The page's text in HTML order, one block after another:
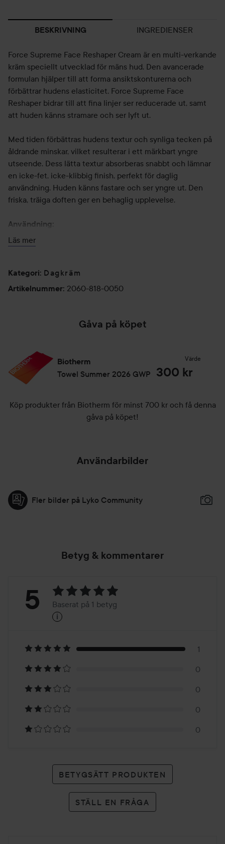
BESKRIVNING INGREDIENSER
Force Supreme Face Reshaper Cream är en multi-verkande
kräm speciellt utvecklad för mäns hud. Den avancerade
formulan hjälper till att forma ansiktskonturerna och
förbättrar hudens elasticitet. Force Supreme Face
Reshaper bidrar till att fina linjer ser reducerade ut, samt
att huden känns stramare och ser lyft ut.
Med tiden förbättras hudens textur och synliga tecken på
åldrande minskar, vilket resulterar i ett märkbart yngre
utseende. Dess lätta textur absorberas snabbt och lämnar
en icke-fet, icke-klibbig finish, perfekt för daglig
användning. Huden känns fastare och ser yngre ut. Den
friska, träiga doften ger en behaglig upplevelse.
Användning:
Använd varje morgon och kväll på ren hud och efter varje
rakning. Applicera en liten mängd i handflatan. Använd
mitten av ansiktet. Avsluta vid halsen.
50 ml
Läs mer
Kategori: Dagkräm
Artikelnummer: 2060-818-0050
Gåva på köpet
Biotherm
Towel Summer 2026 GWP
Värde
300 kr
Köp produkter från Biotherm för minst 700 kr och få denna
gåva på köpet!
Användarbilder
Fler bilder på Lyko Community
Betyg & kommentarer
Betyg:
Baserat
på
1
betyg
5 Baserat på 1 betyg
i
1
0
0
0
0
BETYGSÄTT PRODUKTEN
STÄLL EN FRÅGA